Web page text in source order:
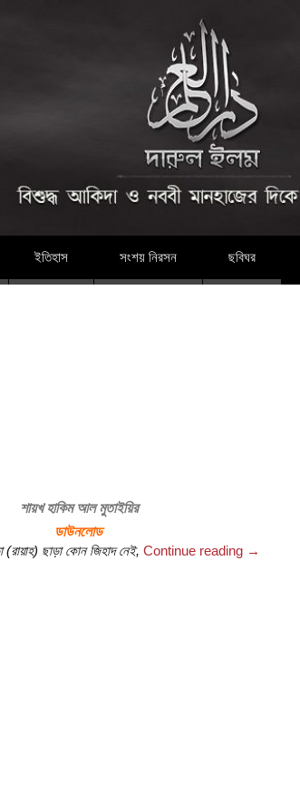
ইতিহাস সংশয় নিরসন ছবিঘর
শায়খ হাকিম আল মুতাইয়ির
ডাউনলোড
(রায়াহ) ছাড়া কোনজিহাদ নেই, Continue reading →